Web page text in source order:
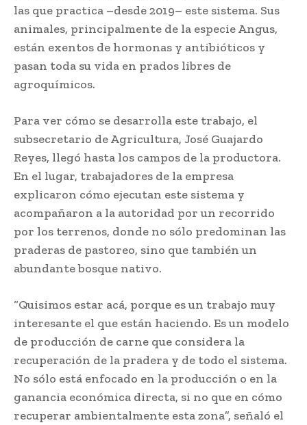
las que practica –desde 2019– este sistema. Sus
animales, principalmente de la especie Angus,
están exentos de hormonas y antibióticos y
pasan toda su vida en prados libres de
agroquímicos.
Para ver cómo se desarrolla este trabajo, el
subsecretario de Agricultura, José Guajardo
Reyes, llegó hasta los campos de la productora.
En el lugar, trabajadores de la empresa
explicaron cómo ejecutan este sistema y
acompañaron a la autoridad por un recorrido
por los terrenos, donde no sólo predominan las
praderas de pastoreo, sino que también un
abundante bosque nativo.
“Quisimos estar acá, porque es un trabajo muy
interesante el que están haciendo. Es un modelo
de producción de carne que considera la
recuperación de la pradera y de todo el sistema.
No sólo está enfocado en la producción o en la
ganancia económica directa, si no que en cómo
recuperar ambientalmente esta zona”, señaló el